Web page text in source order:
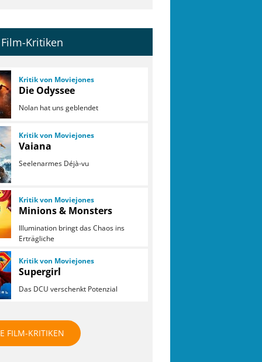
Kritiken
Kritik von Moviejones
Die Odyssee
Nolan hat uns geblendet
Kritik von Moviejones
Vaiana
Seelenarmes Déjà-vu
Kritik von Moviejones
Minions & Monsters
Illumination bringt das Chaos ins
Erträgliche
Kritik von Moviejones
Supergirl
Das DCU verschenkt Potenzial
FILM-KRITIKEN